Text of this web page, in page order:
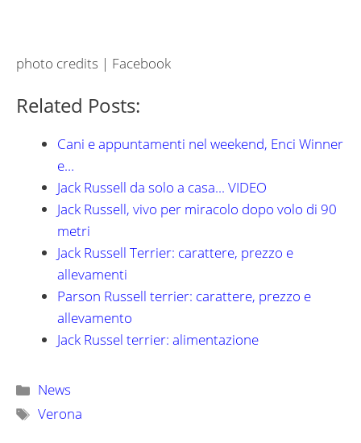
photo credits | Facebook
Related Posts:
Cani e appuntamenti nel weekend, Enci Winner
e…
Jack Russell da solo a casa... VIDEO
Jack Russell, vivo per miracolo dopo volo di 90
metri
Jack Russell Terrier: carattere, prezzo e
allevamenti
Parson Russell terrier: carattere, prezzo e
allevamento
Jack Russel terrier: alimentazione
Categorie
News
Tag
Verona